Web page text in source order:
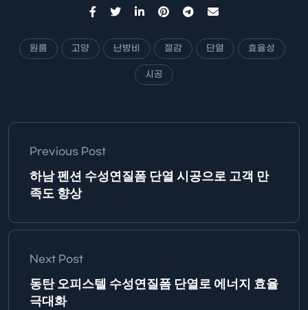
원룸 고양 난방비 절감 단열 효율성
시공
Previous Post
하남 펜션 수성연질폼 단열 시공으로 고객 만
족도 향상
Next Post
동탄 오피스텔 수성연질폼 단열로 에너지 효율
극대화